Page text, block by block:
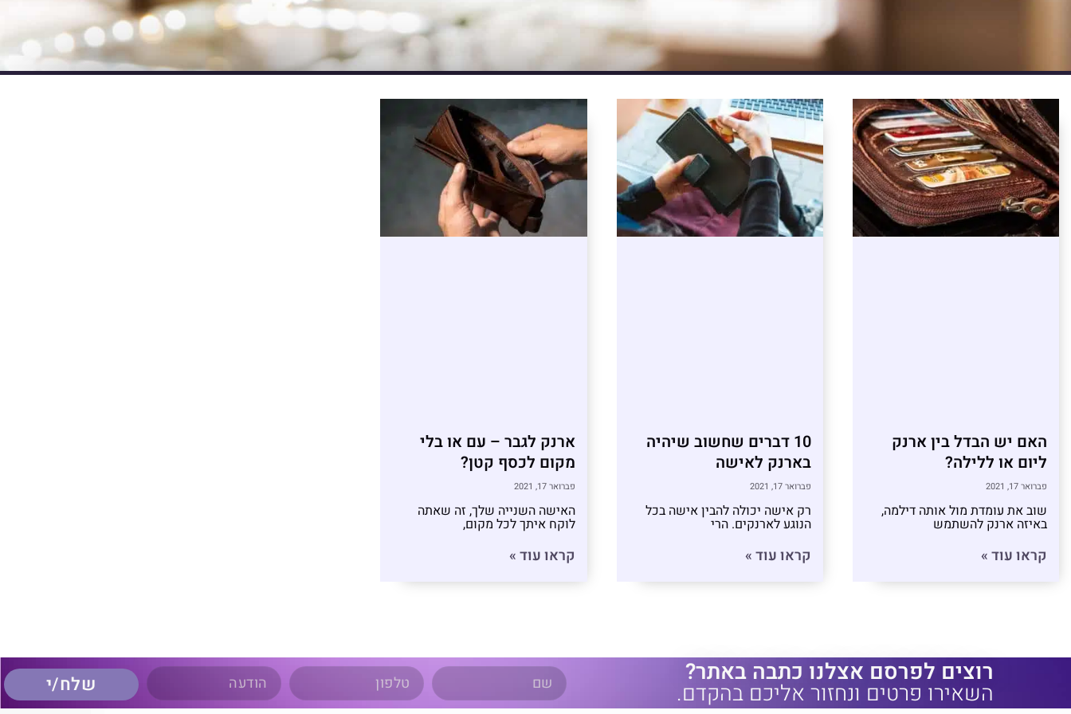
האם יש הבדל בין ארנק
ליום או ללילה?
פברואר 17, 2021
שוב את עומדת מול אותה דילמה,
באיזה ארנק להשתמש
קראו עוד »
10 דברים שחשוב שיהיה
בארנק לאישה
פברואר 17, 2021
רק אישה יכולה להבין אישה בכל
הנוגע לארנקים. הרי
קראו עוד »
ארנק לגבר – עם או בלי
מקום לכסף קטן?
פברואר 17, 2021
האישה השנייה שלך, זה שאתה
לוקח איתך לכל מקום,
קראו עוד »
רוצים לפרסם אצלנו כתבה באתר?
השאירו פרטים ונחזור אליכם בהקדם. שלח/י